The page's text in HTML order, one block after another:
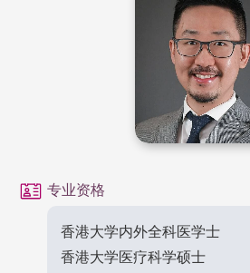
专业资格
香港大学内外全科医学士
香港大学医疗科学硕士